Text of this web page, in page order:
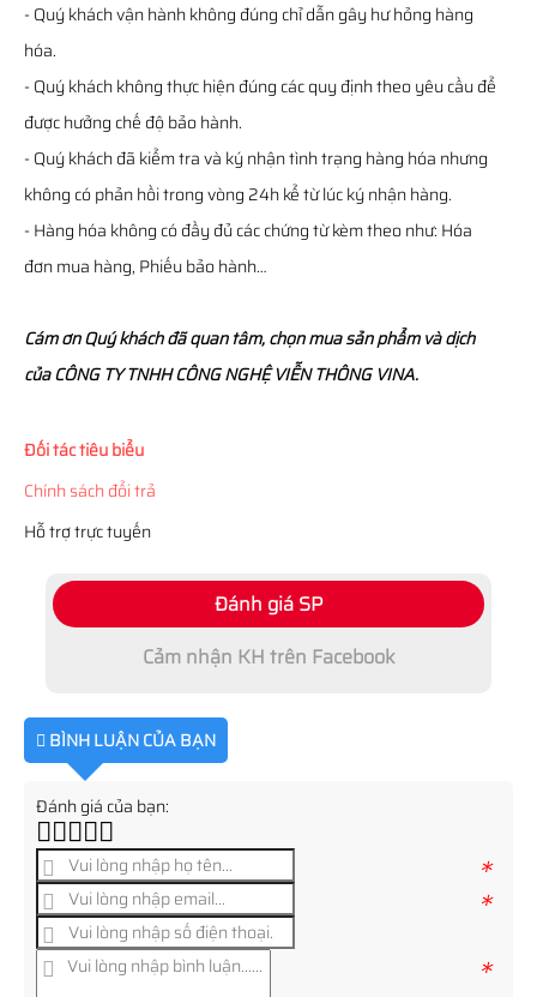
- Quý khách vận hành không đúng chỉ dẫn gây hư hỏng hàng
hóa.
- Quý khách không thực hiện đúng các quy định theo yêu cầu để
được hưởng chế độ bảo hành.
- Quý khách đã kiểm tra và ký nhận tình trạng hàng hóa nhưng
không có phản hồi trong vòng 24h kể từ lúc ký nhận hàng.
- Hàng hóa không có đầy đủ các chứng từ kèm theo như: Hóa
đơn mua hàng, Phiếu bảo hành…
Cám ơn Quý khách đã quan tâm, chọn mua sản phẩm và dịch
của CÔNG TY TNHH CÔNG NGHỆ VIỄN THÔNG VINA.
Đối tác tiêu biểu
Chính sách đổi trả
Hỗ trợ trực tuyến
Đánh giá SP
Cảm nhận KH trên Facebook
BÌNH LUẬN CỦA BẠN
Đánh giá của bạn:
*
*
*